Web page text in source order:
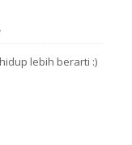
lebih berarti :)